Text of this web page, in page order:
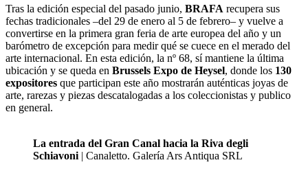
Tras la edición especial del pasado junio, BRAFA recupera sus
fechas tradicionales –del 29 de enero al 5 de febrero– y vuelve a
convertirse en la primera gran feria de arte europea del año y un
barómetro de excepción para medir qué se cuece en el merado del
arte internacional. En esta edición, la nº 68, sí mantiene la última
ubicación y se queda en Brussels Expo de Heysel, donde los 130
expositores que participan este año mostrarán auténticas joyas de
arte, rarezas y piezas descatalogadas a los coleccionistas y publico
en general.
La entrada del Gran Canal hacia la Riva degli
Schiavoni | Canaletto. Galería Ars Antiqua SRL